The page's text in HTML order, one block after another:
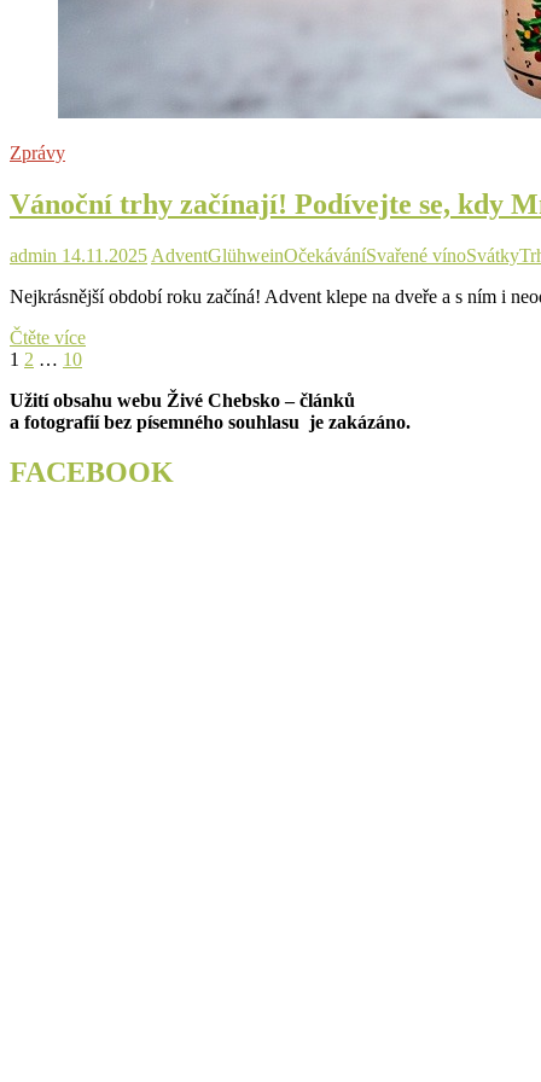
Zprávy
Vánoční trhy začínají! Podívejte se, kdy
admin 14.11.2025 AdventGlühweinOčekáváníSvařené vínoSvátky
Nejkrásnější období roku začíná! Advent klepe na dveře a s ním i
Čtěte víceVánoční
Podívejte
se,
Mnichov,
Norimberk
Stránkování
příspěvků
Page
1 Page
2 … Page
10Next
Užití obsahu webu Živé Chebsko – článků
a fotografií bez písemného souhlasu je zakázáno.
FACEBOOK